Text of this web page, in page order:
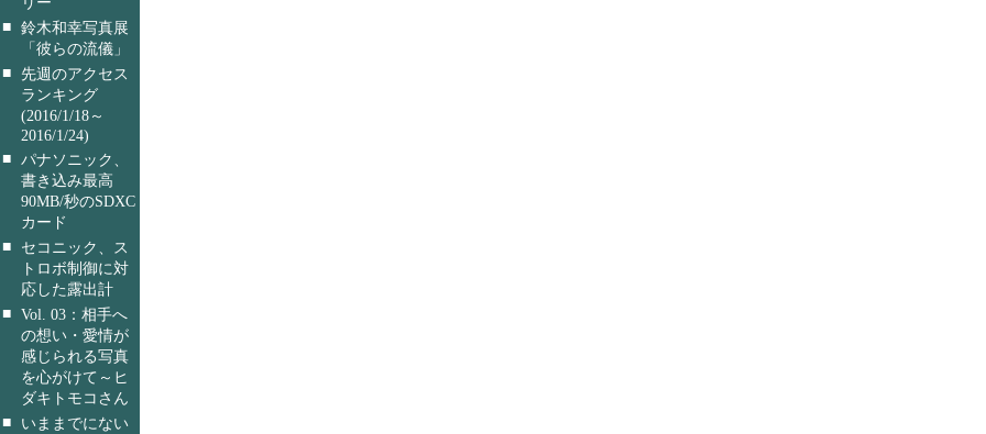
■ 鈴木和幸写真展
「彼らの流儀」
■ 先週のアクセス
ランキング
(2016/1/18～
2016/1/24)
■ パナソニック、
書き込み最高
90MB/秒のSDXC
カード
■
セコニック、ス
トロボ制御に対
応した露出計
■ Vol. 03：相手へ
の想い・愛情が
感じられる写真
を心がけて～ヒ
ダキトモコさん
■
いままでにない